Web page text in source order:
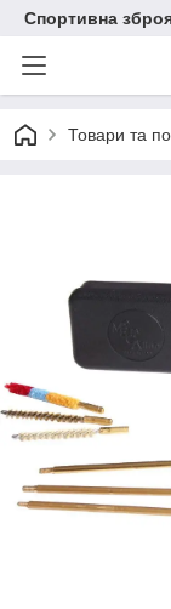
Спортивна
Товари та